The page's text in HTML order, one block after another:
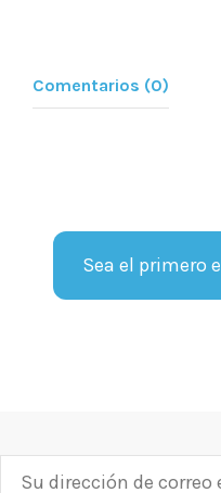
Comentarios (0)
Sea el primero